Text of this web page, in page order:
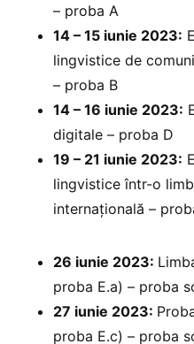
– proba A
14 – 15 iunie 2023:
lingvistice de
– proba B
14 – 16 iunie 2023:
digitale – proba D
19 – 21 iunie 2023:
lingvistice într-o
internațională –
26 iunie 2023:
proba E.a) – proba
27 iunie 2023:
proba E.c) – proba